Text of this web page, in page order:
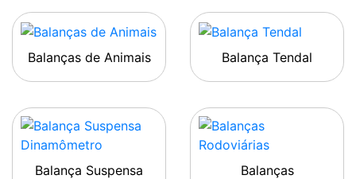
Balanças de Animais Balança Tendal
Balança Suspensa
Balanças